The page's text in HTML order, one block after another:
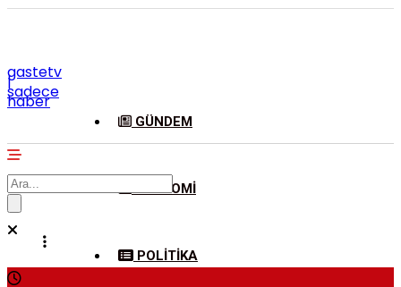
gastetv
|
sadece
haber
GÜNDEM
EKONOMI
POLITIKA